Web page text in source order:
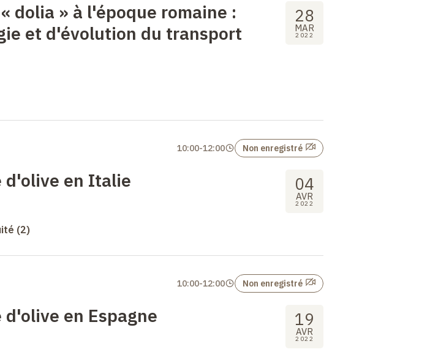
dolia » à l'époque romaine :
et d'évolution du transport
28
MAR
2022
d'olive en Italie 04
AVR
2022
10:00-12:00 Non enregistré
(2)
en Espagne 19
AVR
2022
10:00-12:00 Non enregistré